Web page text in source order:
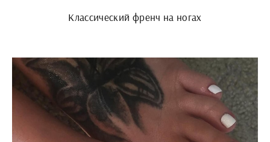
Классический френч на ногах